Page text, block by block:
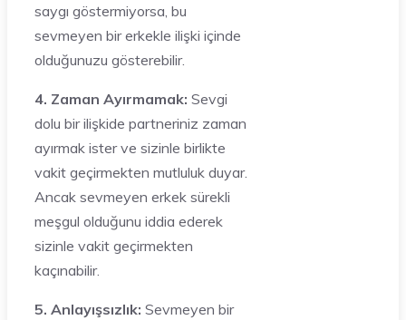
saygı göstermiyorsa, bu
sevmeyen bir erkekle ilişki içinde
olduğunuzu gösterebilir.
4. Zaman Ayırmamak: Sevgi
dolu bir ilişkide partneriniz zaman
ayırmak ister ve sizinle birlikte
vakit geçirmekten mutluluk duyar.
Ancak sevmeyen erkek sürekli
meşgul olduğunu iddia ederek
sizinle vakit geçirmekten
kaçınabilir.
5. Anlayışsızlık: Sevmeyen bir